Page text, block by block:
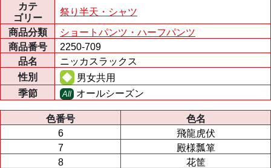
カテ
ゴリー
祭り半天・シャツ
商品分類
ショートパンツ・ハーフパンツ
商品番号
2250-709
品名
ニッカスラックス
性別
男女共用
季節
All オールシーズン
色番号
色名
6
飛龍虎伏
7
殿様瓢箪
8
花筐